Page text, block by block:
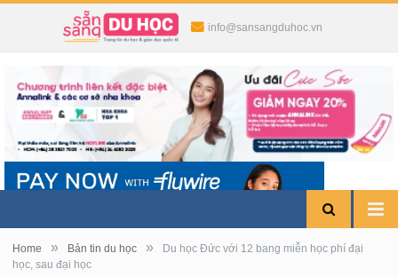
info@sansangduhoc.vn
Home » Bản tin du học »
Du học Đức với 12 bang miễn học phí đại
học, sau đại học